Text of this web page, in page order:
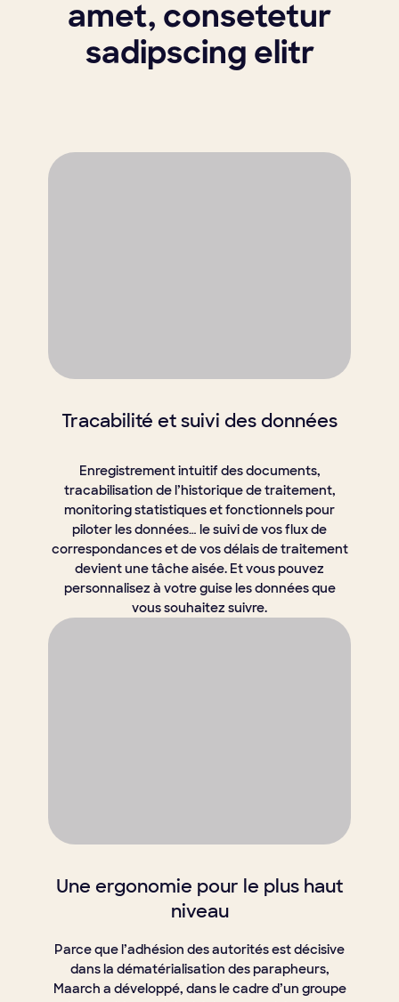
amet, consetetur
sadipscing elitr
Tracabilité et suivi des données
Enregistrement intuitif des documents,
tracabilisation de l’historique de traitement,
monitoring statistiques et fonctionnels pour
piloter les données… le suivi de vos flux de
correspondances et de vos délais de traitement
devient une tâche aisée. Et vous pouvez
personnalisez à votre guise les données que
vous souhaitez suivre.
Une ergonomie pour le plus haut
niveau
Parce que l’adhésion des autorités est décisive
dans la dématérialisation des parapheurs,
Maarch a développé, dans le cadre d’un groupe